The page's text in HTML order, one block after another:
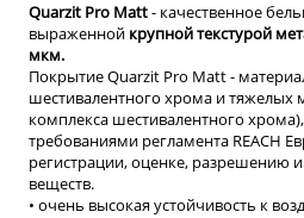
Quarzit Pro Matt- качественное
выраженной крупной текстурой
мкм.
Покрытие Quarzit Pro Matt -
шестивалентного хрома и тяжелых
комплекса шестивалентного
требованиями регламента REACH
регистрации, оценке, разрешению
веществ.
• очень высокая устойчивость к